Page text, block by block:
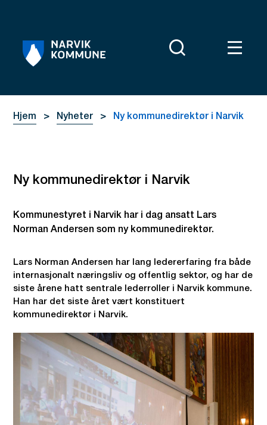
Du er her:
Hjem Nyheter Ny kommunedirektør i Narvik
Ny kommunedirektør i Narvik
Kommunestyret i Narvik har i dag ansatt Lars
Norman Andersen som ny kommunedirektør.
Lars Norman Andersen har lang ledererfaring fra både
internasjonalt næringsliv og offentlig sektor, og har de
siste årene hatt sentrale lederroller i Narvik kommune.
Han har det siste året vært konstituert
kommunedirektør i Narvik.